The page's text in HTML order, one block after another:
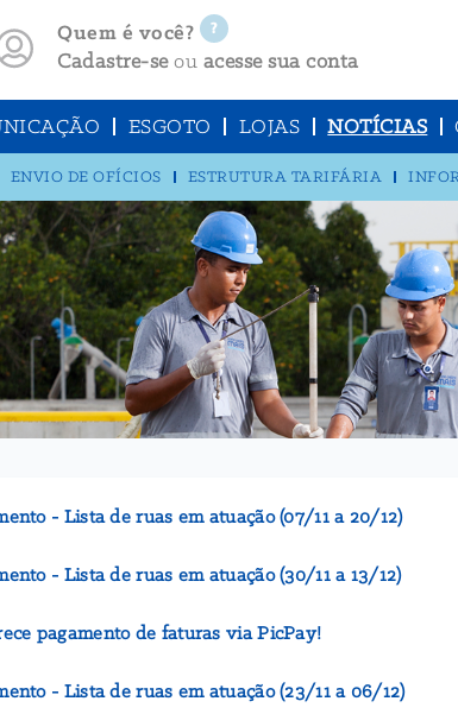
Quem é você?
Cadastre-seou acesse sua conta
ESGOTO LOJAS NOTÍCIAS
ENVIO DE OFÍCIOS ESTRUTURA TARIFÁRIA
- Lista de ruas em atuação (07/11 a 20/12)
- Lista de ruas em atuação (30/11 a 13/12)
pagamento de faturas via PicPay!
- Lista de ruas em atuação (23/11 a 06/12)